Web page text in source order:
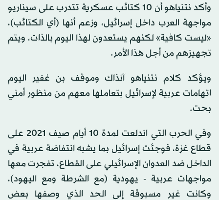
وأكد نتنياهو أن 10 كتائب عسكرية تتدرب على سيناريو
مواجهة العرب داخل إسرائيل، وزعم أنها (أي الكتائب)،
«ليست كافية» لكنهم يستعدون لهذا اليوم بالذات، ويتم
تجهيزهم من أجل هذا الأمر.
ويؤكد كلام نتنياهو آنذاك وموقف بن غفير اليوم
اتهامات عربية لإسرائيل بتعاملها معهم من منظور أمني
بحت.
وفي الحرب التي اندلعت لمدة 10 أيام صيف 2021 على
قطاع غزة، فوجئت إسرائيل بما يشبه انتفاضة عربية في
الداخل ضد العدوان الإسرائيلي على القطاع، تفجرت معها
مواجهات عربية - يهودية (مع الشرطة ومع اليهود)،
وكانت غير مسبوقة إلى الحد الذي وصفها بعض